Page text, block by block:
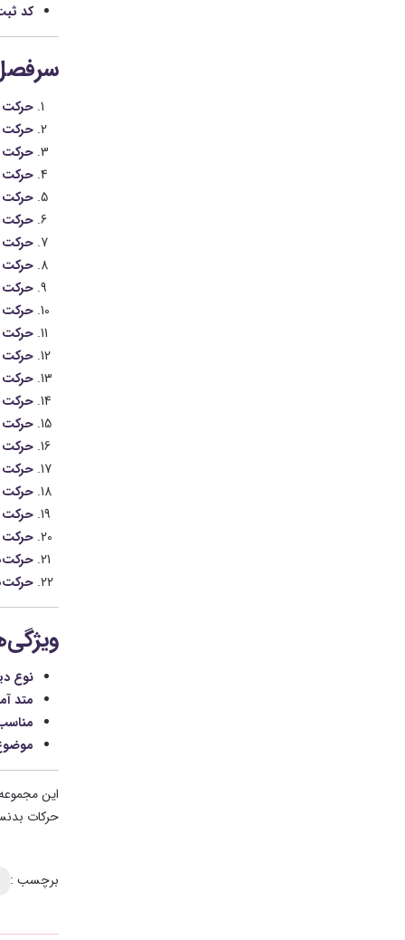
کد
حرکت
حرکت
حرکت
حرکت
حرکت
حرکت
حرکت
حرکت
حرکت
حرکت
حرکت
حرکت
حرکت
حرکت
حرکت
حرکت
حرکت
حرکت
حرکت
نوع
متد
این
حرکات
برچسب :